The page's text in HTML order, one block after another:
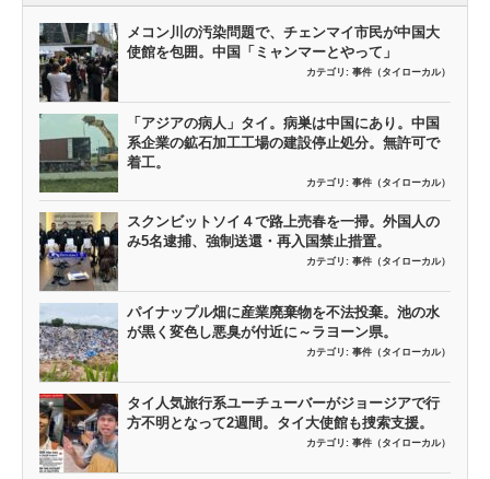
メコン川の汚染問題で、チェンマイ市民が中国大
使館を包囲。中国「ミャンマーとやって」
カテゴリ: 事件（タイローカル）
「アジアの病人」タイ。病巣は中国にあり。中国
系企業の鉱石加工工場の建設停止処分。無許可で
着工。
カテゴリ: 事件（タイローカル）
スクンビットソイ４で路上売春を一掃。外国人の
み5名逮捕、強制送還・再入国禁止措置。
カテゴリ: 事件（タイローカル）
パイナップル畑に産業廃棄物を不法投棄。池の水
が黒く変色し悪臭が付近に～ラヨーン県。
カテゴリ: 事件（タイローカル）
タイ人気旅行系ユーチューバーがジョージアで行
方不明となって2週間。タイ大使館も捜索支援。
カテゴリ: 事件（タイローカル）